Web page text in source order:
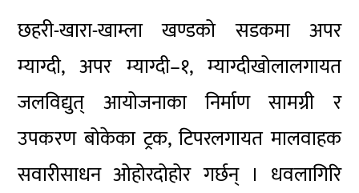
छहरी-खारा-खाम्ला खण्डको सडकमा अपर
म्याग्दी, अपर म्याग्दी–१, म्याग्दीखोलालगायत
जलविद्युत् आयोजनाका निर्माण सामग्री र
उपकरण बोकेका ट्रक, टिपरलगायत मालवाहक
सवारीसाधन ओहोरदोहोर गर्छन् । धवलागिरि